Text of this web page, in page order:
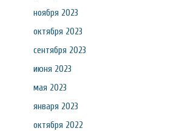
ноября 2023
октября 2023
сентября 2023
июня 2023
мая 2023
января 2023
октября 2022